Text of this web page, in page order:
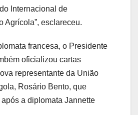
Internacional de
Agrícola”, esclareceu.
francesa, o Presidente
oficializou cartas
representante da União
Rosário Bento, que
a diplomata Jannette